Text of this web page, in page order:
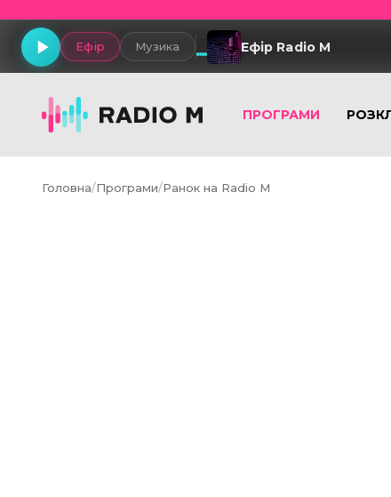
Ефір Музика Ефір Radio M
ПРОГРАМИ
Головна/Програми/Ранок на Radio M